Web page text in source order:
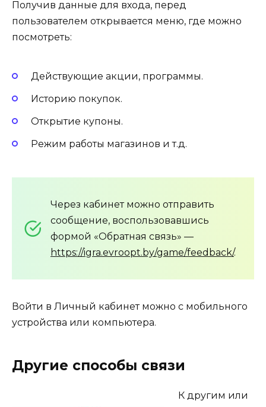
Получив данные для входа, перед
пользователем открывается меню, где можно
посмотреть:
Действующие акции, программы.
Историю покупок.
Открытие купоны.
Режим работы магазинов и т.д.
Через кабинет можно отправить
сообщение, воспользовавшись
формой «Обратная связь» —
https://igra.evroopt.by/game/feedback/.
Войти в Личный кабинет можно с мобильного
устройства или компьютера.
Другие способы связи
К другим или